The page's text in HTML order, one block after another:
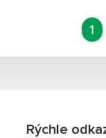
1
Rýchle